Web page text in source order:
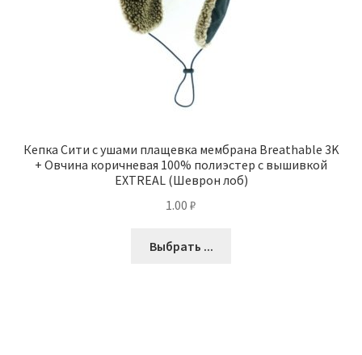
Кепка Сити с ушами плащевка мембрана Breathable 3K
+ Овчина коричневая 100% полиэстер с вышивкой
EXTREAL (Шеврон лоб)
1.00 ₽
Выбрать ...